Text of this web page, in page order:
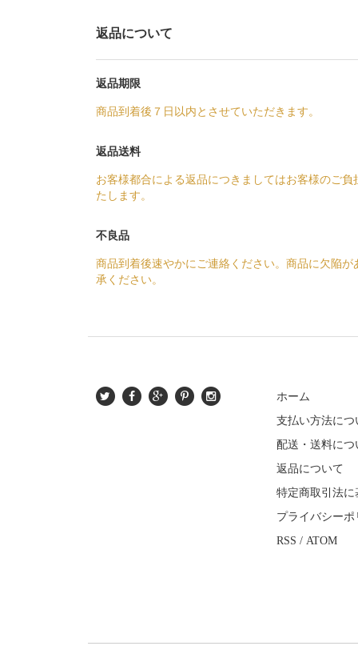
返品について
返品期限
商品到着後７日以内とさせていただきます。
返品送料
お客様都合による返品につきましてはお客様のご
たします。
不良品
商品到着後速やかにご連絡ください。商品に欠陥
承ください。
ホーム
支払い方法につ
配送・送料につ
返品について
特定商取引法に
プライバシーポ
RSS / ATOM